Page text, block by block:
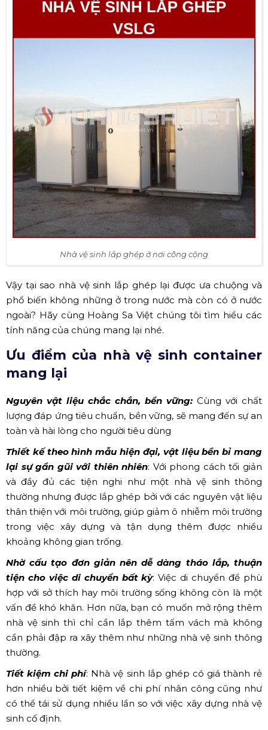
Nhà vệ sinh lắp ghép ở nơi công cộng
Vậy tại sao nhà vệ sinh lắp ghép lại được ưa chuộng và
phổ biến không những ở trong nước mà còn có ở nước
ngoài? Hãy cùng Hoàng Sa Việt chúng tôi tìm hiểu các
tính năng của chúng mang lại nhé.
Ưu điểm của nhà vệ sinh container
mang lại
Nguyên vật liệu chắc chắn, bền vững: Cùng với chất
lượng đáp ứng tiêu chuẩn, bền vững, sẽ mang đến sự an
toàn và hài lòng cho người tiêu dùng
Thiết kế theo hình mẫu hiện đại, vật liệu bền bỉ mang
lại sự gần gũi với thiên nhiên: Với phong cách tối giản
và đầy đủ các tiện nghi như một nhà vệ sinh thông
thường nhưng được lắp ghép bởi với các nguyên vật liệu
thân thiện với môi trường, giúp giảm ô nhiễm môi trường
trong việc xây dựng và tận dụng thêm được nhiều
khoảng không gian trống.
Nhờ cấu tạo đơn giản nên dễ dàng tháo lắp, thuận
tiện cho việc di chuyển bất kỳ: Việc di chuyển để phù
hợp với sở thích hay môi trường sống không còn là một
vấn đề khó khăn. Hơn nữa, bạn có muốn mở rộng thêm
nhà vệ sinh thì chỉ cần lắp thêm tấm vách mà không
cần phải đập ra xây thêm như những nhà vệ sinh thông
thường.
Tiết kiệm chi phí: Nhà vệ sinh lắp ghép có giá thành rẻ
hơn nhiều bởi tiết kiệm về chi phí nhân công cũng như
có thể tái sử dụng nhiều lần so với việc xây dựng nhà vệ
sinh cố định.